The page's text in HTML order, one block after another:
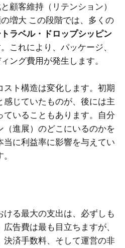
顧客維持（リテンション）
の増大 この段階では、多くの
ラベル・ドロップシッピン
これにより、パッケージ、
ング費用が発生します。
スト構造は変化します。初期
じていたものが、後には主
いることもあります。自分
（進展）のどこにいるのかを
に利益率に影響を与えてい
ける最大の支出は、必ずしも
告費は最も目立ちますが、
済手数料、そして運営の非